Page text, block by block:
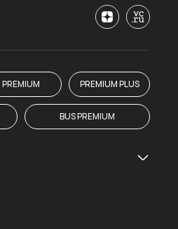
PREMIUM PREMIUM PLUS
BUS PREMIUM